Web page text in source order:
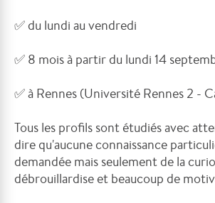
✅ du lundi au vendredi
✅ 8 mois à partir du lundi 14
✅à Rennes (Université Rennes 2 -
Tous les profils sont étudiés avec
dire qu'aucune connaissance
demandée mais seulement de la
débrouillardise et beaucoup de